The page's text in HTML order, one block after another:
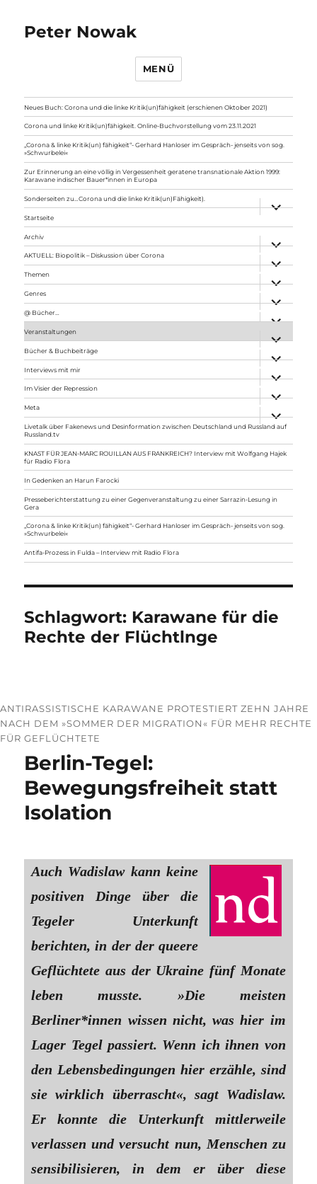
Peter Nowak
MENÜ
Neues Buch: Corona und die linke Kritik(un)fähigkeit (erschienen Oktober 2021)
Corona und linke Kritik(un)fähigkeit. Online-Buchvorstellung vom 23.11.2021
„Corona & linke Kritik(un) fähigkeit“- Gerhard Hanloser im Gespräch- jenseits von sog.
»Schwurbelei«
Zur Erinnerung an eine völlig in Vergessenheit geratene transnationale Aktion 1999:
Karawane indischer Bauer*innen in Europa
Sonderseiten zu…Corona und die linke Kritik(un)Fähigkeit).
anzeigen
Startseite
Archiv
anzeigen
AKTUELL: Biopolitik – Diskussion über Corona
anzeigen
Themen
anzeigen
Genres
anzeigen
@ Bücher…
Veranstaltungen
anzeigen
Bücher & Buchbeiträge
anzeigen
Interviews mit mir
anzeigen
Im Visier der Repression
anzeigen
Meta
anzeigen
Livetalk über Fakenews und Desinformation zwischen Deutschland und Russland auf
Russland.tv
KNAST FÜR JEAN-MARC ROUILLAN AUS FRANKREICH? Interview mit Wolfgang Hajek
für Radio Flora
In Gedenken an Harun Farocki
Presseberichterstattung zu einer Gegenveranstaltung zu einer Sarrazin-Lesung in
Gera
„Corona & linke Kritik(un) fähigkeit“- Gerhard Hanloser im Gespräch- jenseits von sog.
»Schwurbelei«
Antifa-Prozess in Fulda – Interview mit Radio Flora
Schlagwort: Karawane für die
Rechte der Flüchtlnge
ANTIRASSISTISCHE KARAWANE PROTESTIERT ZEHN JAHRE
NACH DEM »SOMMER DER MIGRATION« FÜR MEHR RECHTE
FÜR GEFLÜCHTETE
Berlin-Tegel:
Bewegungsfreiheit statt
Isolation
Auch Wadislaw kann keine
positiven Dinge über die
Tegeler Unterkunft
berichten, in der der queere
Geflüchtete aus der Ukraine fünf Monate
leben musste. »Die meisten
Berliner*innen wissen nicht, was hier im
Lager Tegel passiert. Wenn ich ihnen von
den Lebensbedingungen hier erzähle, sind
sie wirklich überrascht«, sagt Wadislaw.
Er konnte die Unterkunft mittlerweile
verlassen und versucht nun, Menschen zu
sensibilisieren, in dem er über diese